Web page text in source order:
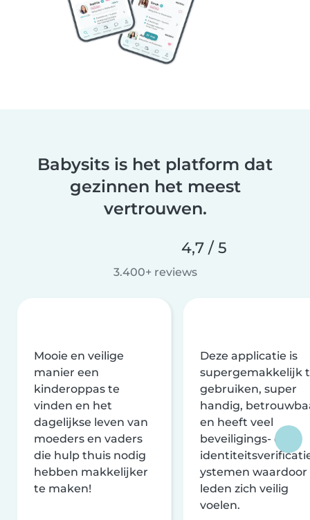
Babysits is het platform dat
gezinnen het meest
vertrouwen.
4,7 / 5
3.400+ reviews
Mooie en veilige
manier een
kinderoppas te
vinden en het
dagelijkse leven van
moeders en vaders
die hulp thuis nodig
hebben makkelijker
te maken!
Deze applicatie is
supergemakkelijk
gebruiken, super
handig,
en heeft veel
beveiligings- en
ystemen waardoor
leden zich veilig
voelen.